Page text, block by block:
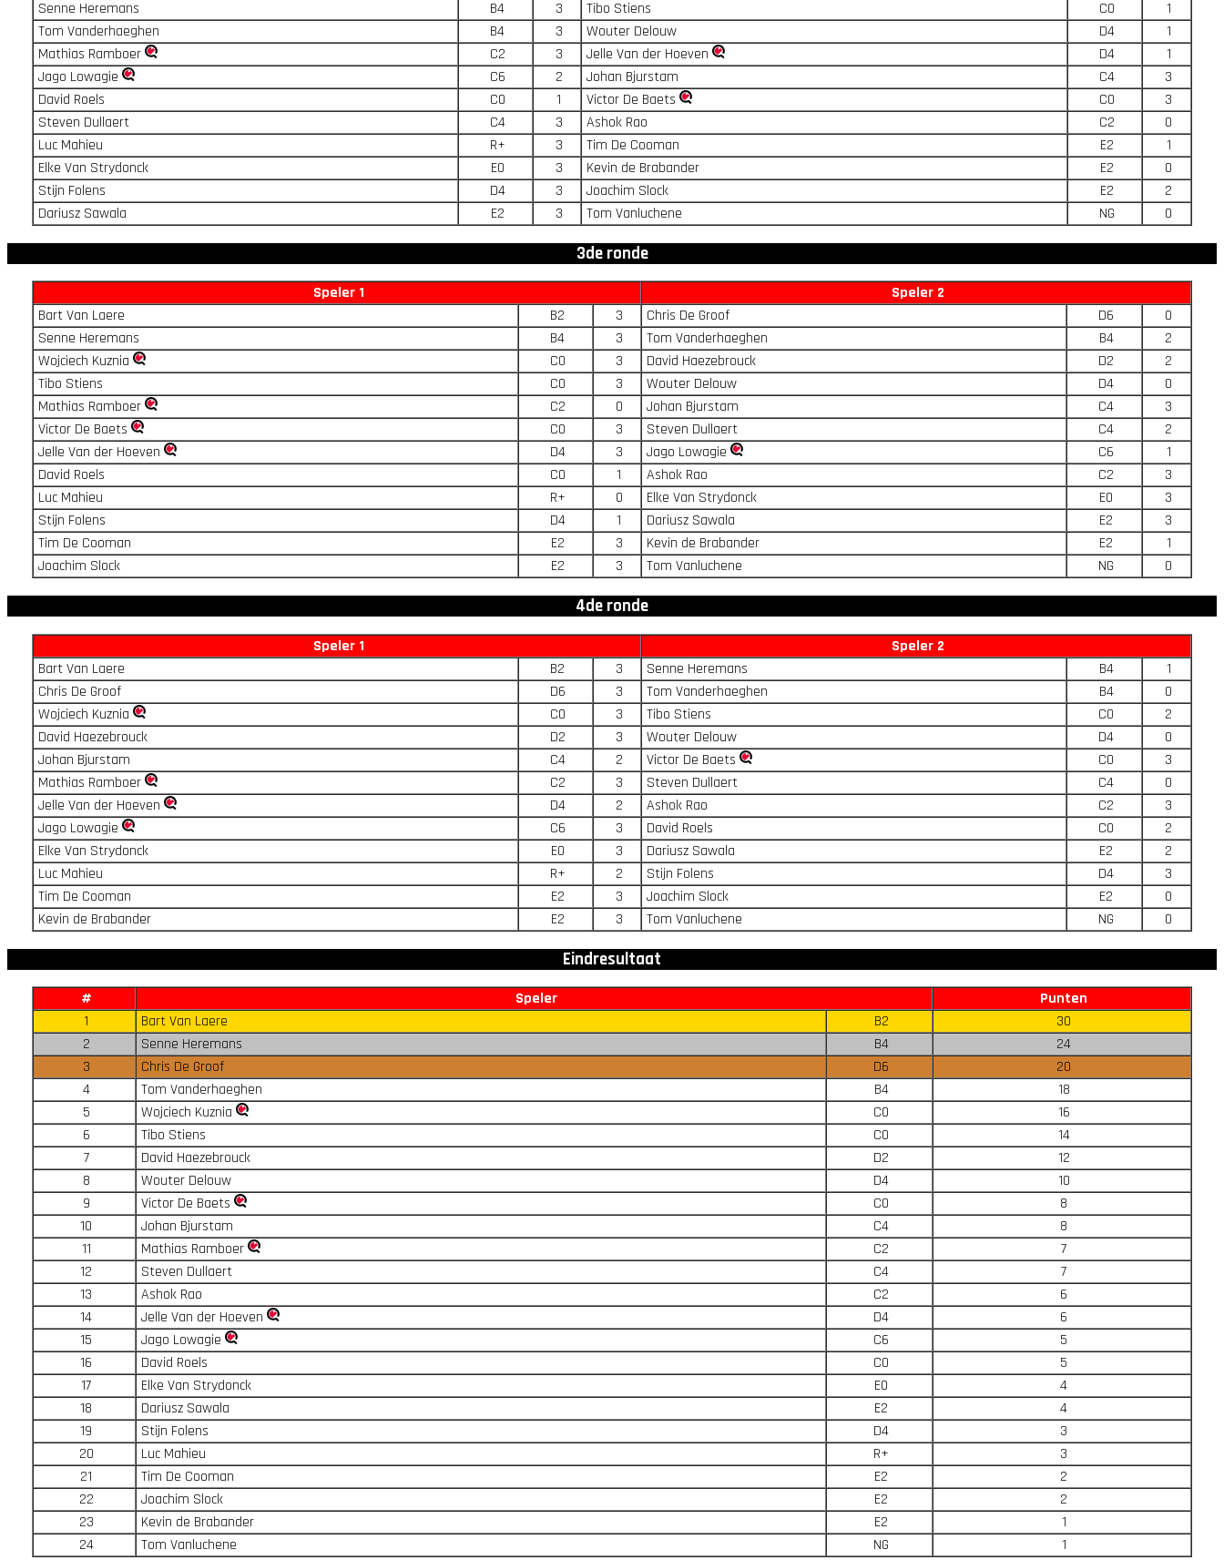
Senne Heremans
B4 3 Tibo Stiens C0
1
Tom Vanderhaeghen
B4 3 Wouter Delouw D4
1
Mathias Ramboer
C2 3 Jelle Van der Hoeven D4
1
Jago Lowagie
C6 2 Johan Bjurstam C4
3
David Roels
C0 1 Victor De Baets C0
3
Steven Dullaert
C4 3 Ashok Rao C2
0
Luc Mahieu
R+ 3 Tim De Cooman E2
1
Elke Van Strydonck
E0 3 Kevin de Brabander E2
0
Stijn Folens
D4 3 Joachim Slock E2
2
Dariusz Sawala
E2 3 Tom Vanluchene NG 0
3de ronde
Speler 1
Speler 2
Bart Van Laere
B2 3 Chris De Groof D6
0
Senne Heremans
B4 3 Tom Vanderhaeghen B4
2
Wojciech Kuznia
C0 3 David Haezebrouck D2
2
Tibo Stiens
C0 3 Wouter Delouw D4
0
Mathias Ramboer
C2 0 Johan Bjurstam C4
3
Victor De Baets
C0 3 Steven Dullaert C4
2
Jelle Van der Hoeven
D4 3 Jago Lowagie C6
1
David Roels
C0 1 Ashok Rao C2
3
Luc Mahieu
R+ 0 Elke Van Strydonck E0
3
Stijn Folens
D4 1 Dariusz Sawala E2
3
Tim De Cooman
E2 3 Kevin de Brabander E2
1
Joachim Slock
E2 3 Tom Vanluchene NG 0
4de ronde
Speler 1
Speler 2
Bart Van Laere
B2 3 Senne Heremans B4
1
Chris De Groof
D6 3 Tom Vanderhaeghen B4
0
Wojciech Kuznia
C0 3 Tibo Stiens C0
2
David Haezebrouck
D2 3 Wouter Delouw D4
0
Johan Bjurstam
C4 2 Victor De Baets C0
3
Mathias Ramboer
C2 3 Steven Dullaert C4
0
Jelle Van der Hoeven
D4 2 Ashok Rao C2
3
Jago Lowagie
C6 3 David Roels C0
2
Elke Van Strydonck
E0 3 Dariusz Sawala E2
2
Luc Mahieu
R+ 2 Stijn Folens D4
3
Tim De Cooman
E2 3 Joachim Slock E2
0
Kevin de Brabander
E2 3 Tom Vanluchene NG 0
Eindresultaat
# Speler
Punten
1
Bart Van Laere B2
30
2
Senne Heremans B4
24
3
Chris De Groof D6
20
4
Tom Vanderhaeghen B4
18
5
Wojciech Kuznia C0
16
6
Tibo Stiens C0
14
7
David Haezebrouck D2
12
8
Wouter Delouw D4
10
9
Victor De Baets C0
8
10
Johan Bjurstam C4
8
11
Mathias Ramboer C2
7
12
Steven Dullaert C4
7
13
Ashok Rao C2
6
14
Jelle Van der Hoeven D4
6
15
Jago Lowagie C6
5
16
David Roels C0
5
17
Elke Van Strydonck E0
4
18
Dariusz Sawala E2
4
19
Stijn Folens D4
3
20
Luc Mahieu R+
3
21
Tim De Cooman E2
2
22
Joachim Slock E2
2
23
Kevin de Brabander E2
1
24
Tom Vanluchene NG 1